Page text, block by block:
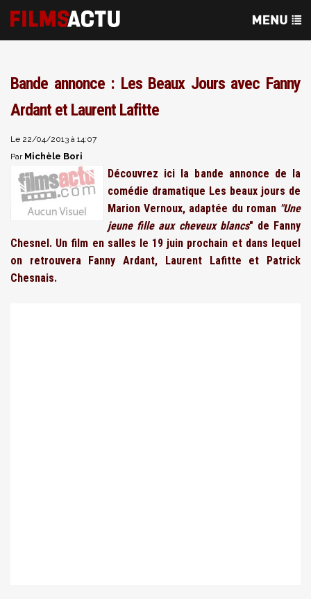
Bande annonce : Les Beaux Jours avec Fanny
Ardant et Laurent Lafitte
Le 22/04/2013 à 14:07
Par Michèle Bori
Découvrez ici la bande annonce de la
comédie dramatique Les beaux jours de
Marion Vernoux, adaptée du roman "Une
jeune fille aux cheveux blancs" de Fanny
Chesnel. Un film en salles le 19 juin prochain et dans lequel
on retrouvera Fanny Ardant, Laurent Lafitte et Patrick
Chesnais.